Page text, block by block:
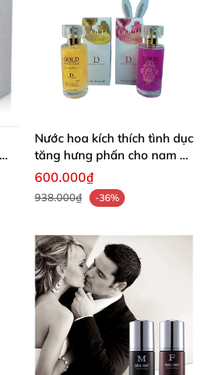
Nước hoa kích thích tình dục
tăng hưng phấn cho nam và
nữ
600.000₫
938.000₫ -36%